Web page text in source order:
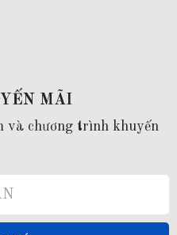
MÃI
và chương trình khuyến